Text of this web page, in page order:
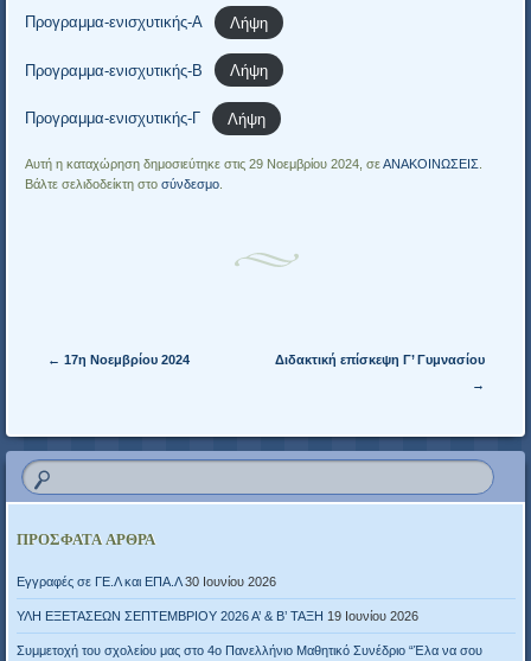
Προγραμμα-ενισχυτικής-Α Λήψη
Προγραμμα-ενισχυτικής-Β Λήψη
Προγραμμα-ενισχυτικής-Γ Λήψη
Αυτή η καταχώρηση δημοσιεύτηκε στις 29 Νοεμβρίου 2024, σεΑΝΑΚΟΙΝΩΣΕΙΣ
Βάλτε σελιδοδείκτη στοσύνδεσμο
Πλοήγηση άρθρων
← 17η Νοεμβρίου 2024
Διδακτική επίσκεψη Γ’ Γυμνασίου
→
ΠΡΌΣΦΑΤΑ ΆΡΘΡΑ
Εγγραφές σε ΓΕ.Λ και ΕΠΑ.Λ 30 Ιουνίου 2026
ΥΛΗ ΕΞΕΤΑΣΕΩΝ ΣΕΠΤΕΜΒΡΙΟΥ 2026 Α’ & Β’ ΤΑΞΗ 19 Ιουνίου 2026
Συμμετοχή του σχολείου μας στο 4ο Πανελλήνιο Μαθητικό Συνέδριο “Έλα να σου